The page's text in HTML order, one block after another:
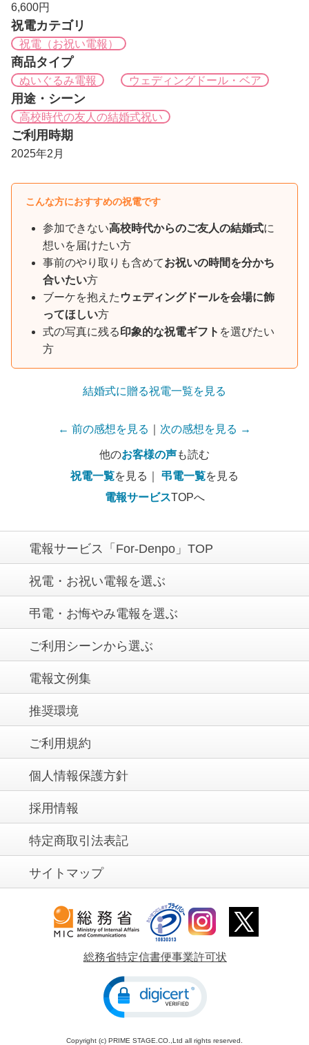
6,600円
祝電カテゴリ
祝電（お祝い電報）
商品タイプ
ぬいぐるみ電報 ウェディングドール・ベア
用途・シーン
高校時代の友人の結婚式祝い
ご利用時期
2025年2月
こんな方におすすめの祝電です
参加できない高校時代からのご友人の結婚式に
想いを届けたい方
事前のやり取りも含めてお祝いの時間を分かち
合いたい方
ブーケを抱えた ウェディングドールを会場に飾
ってほしい方
式の写真に残る印象的な祝電ギフト を選びたい
方
結婚式に贈る祝電一覧を見る
← 前の感想を見る 次の感想を見る →
他のお客様の声も読む
祝電一覧を見る｜ 弔電一覧を見る
電報サービスTOPへ
電報サービス「For-Denpo」TOP
祝電・お祝い電報を選ぶ
弔電・お悔やみ電報を選ぶ
ご利用シーンから選ぶ
電報文例集
推奨環境
ご利用規約
個人情報保護方針
採用情報
特定商取引法表記
サイトマップ
総務省特定信書便事業許可状
Copyright (c) PRIME STAGE.CO.,Ltd all rights reserved.